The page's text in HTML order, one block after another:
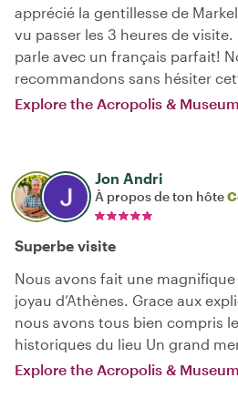
apprécié la gentillesse de
vu passer les 3 heures de visite.
parle avec un français parfait!
recommandons sans hésiter
Explore the Acropolis &
Jon Andri
À propos de ton hôte
Superbe visite
Nous avons fait une
joyau d’Athènes. Grace aux
nous avons tous bien compris
historiques du lieu Un grand
Explore the Acropolis &